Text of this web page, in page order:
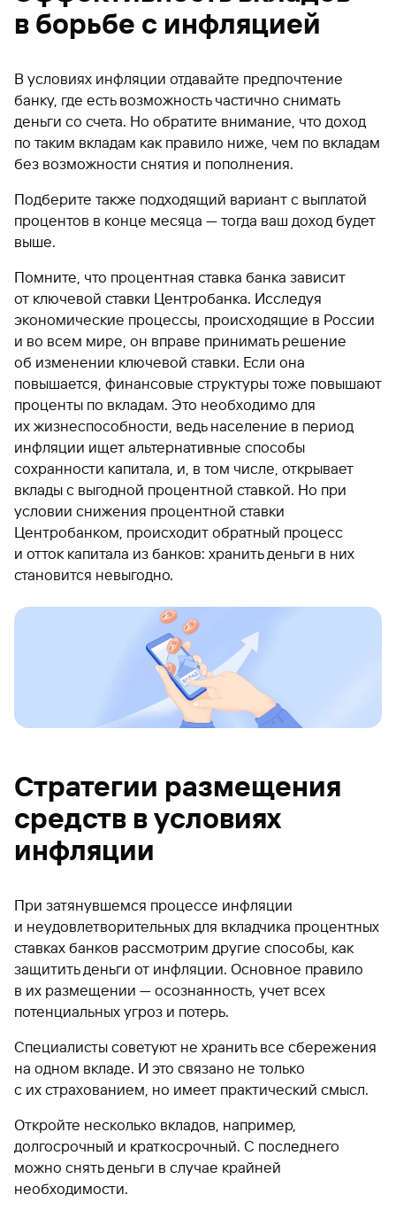
в борьбе с инфляцией
В условиях инфляции отдавайте предпочтение
банку, где есть возможность частично снимать
деньги со счета. Но обратите внимание, что доход
по таким вкладам как правило ниже, чем по вкладам
без возможности снятия и пополнения.
Подберите также подходящий вариант с выплатой
процентов в конце месяца — тогда ваш доход будет
выше.
Помните, что процентная ставка банка зависит
от ключевой ставки Центробанка. Исследуя
экономические процессы, происходящие в России
и во всем мире, он вправе принимать решение
об изменении ключевой ставки. Если она
повышается, финансовые структуры тоже повышают
проценты по вкладам. Это необходимо для
их жизнеспособности, ведь население в период
инфляции ищет альтернативные способы
сохранности капитала, и, в том числе, открывает
вклады с выгодной процентной ставкой. Но при
условии снижения процентной ставки
Центробанком, происходит обратный процесс
и отток капитала из банков: хранить деньги в них
становится невыгодно.
Стратегии размещения
средств в условиях
инфляции
При затянувшемся процессе инфляции
и неудовлетворительных для вкладчика процентных
ставках банков рассмотрим другие способы, как
защитить деньги от инфляции. Основное правило
в их размещении — осознанность, учет всех
потенциальных угроз и потерь.
Специалисты советуют не хранить все сбережения
на одном вкладе. И это связано не только
с их страхованием, но имеет практический смысл.
Откройте несколько вкладов, например,
долгосрочный и краткосрочный. С последнего
можно снять деньги в случае крайней
необходимости.